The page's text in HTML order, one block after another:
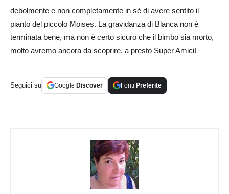
debolmente e non completamente in sè di avere sentito il
pianto del piccolo Moises. La gravidanza di Blanca non è
terminata bene, ma non è certo sicuro che il bimbo sia morto,
molto avremo ancora da scoprire, a presto Super Amici!
Seguici su Google Discover Fonti Preferite